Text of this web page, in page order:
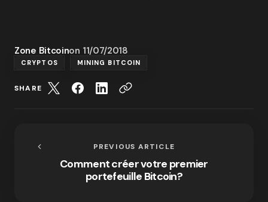
Zone Bitcoinon 11/07/2018
CRYPTOS MINING BITCOIN
SHARE
PREVIOUS ARTICLE
Comment créer votre premier
portefeuille Bitcoin?